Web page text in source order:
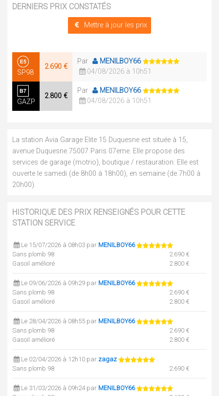
DERNIERS PRIX CONSTATÉS
Mettre à jour les prix
SP98
2.690 €
Par
MENILBOY66
04/08/2026 à 10h51
GAZP
2.800 €
Par
MENILBOY66
04/08/2026 à 10h51
La station Avia Garage Elite 15 Duquesne est située à 15,
avenue Duquesne 75007 Paris 07eme. Elle propose des
services de garage (motrio), boutique / restauration. Elle est
ouverte le samedi (de 8h00 à 18h00), en semaine (de 7h00 à
20h00).
HISTORIQUE DES PRIX RENSEIGNÉS POUR CETTE
STATION SERVICE
Le 15/07/2026 à 08h03 par MENILBOY66
Sans plomb 98
2.690 €
Gasoil amélioré
2.800 €
Le 09/06/2026 à 09h29 par MENILBOY66
Sans plomb 98
2.690 €
Gasoil amélioré
2.800 €
Le 28/04/2026 à 08h55 par MENILBOY66
Sans plomb 98
2.690 €
Gasoil amélioré
2.800 €
Le 02/04/2026 à 12h10 par zagaz
Sans plomb 98
2.690 €
Le 31/03/2026 à 09h24 par MENILBOY66